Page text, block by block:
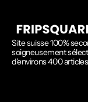
Site suisse 100%
soigneusement
d'environs 400